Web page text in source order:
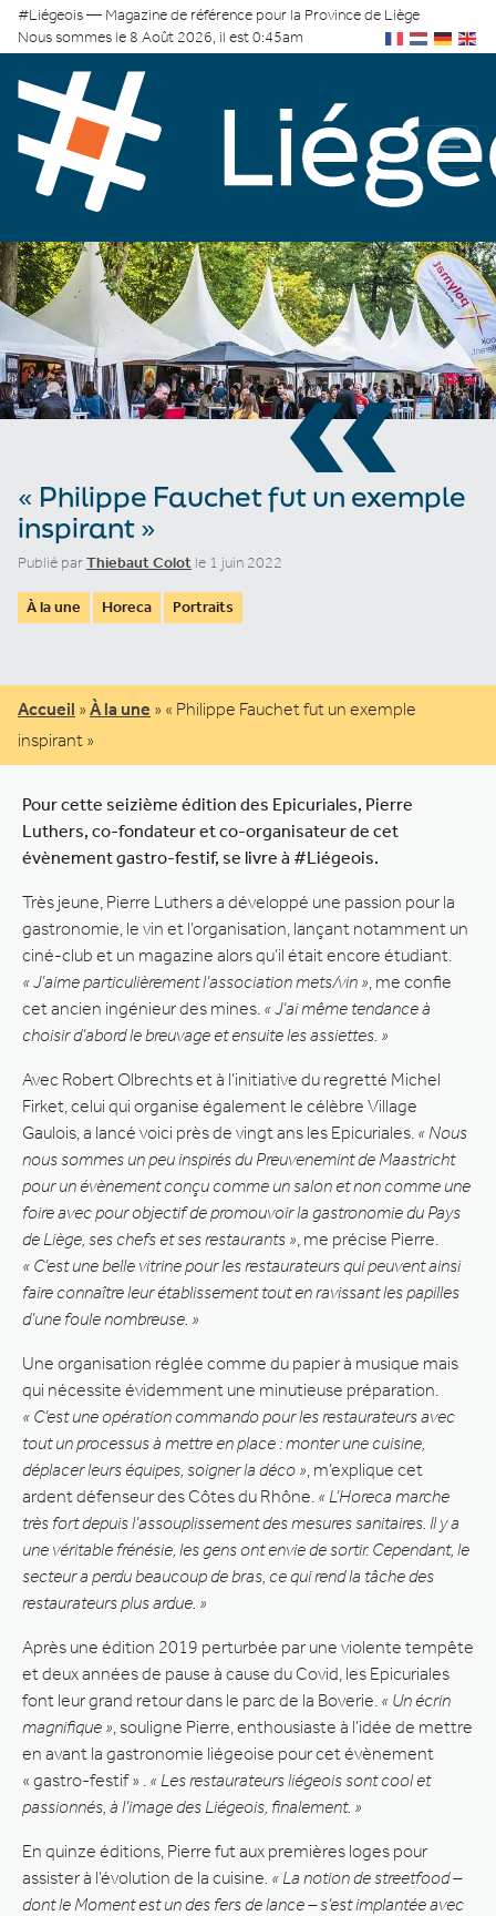
#Liégeois — Magazine de référence pour la Province de Liège
Nous sommes le 8 Août 2026, il est 0:45am
«
« Philippe Fauchet fut un exemple
inspirant »
Publié parThiebaut Colot le 1 juin 2022
À la une Horeca Portraits
Accueil » À la une » « Philippe Fauchet fut un exemple
inspirant »
Pour cette seizième édition des Epicuriales, Pierre
Luthers, co-fondateur et co-organisateur de cet
évènement gastro-festif, se livre à #Liégeois.
Très jeune, Pierre Luthers a développé une passion pour la
gastronomie, le vin et l’organisation, lançant notamment un
ciné-club et un magazine alors qu’il était encore étudiant.
« J’aime particulièrement l’association mets/vin » , me confie
cet ancien ingénieur des mines. « J’ai même tendance à
choisir d’abord le breuvage et ensuite les assiettes. »
Avec Robert Olbrechts et à l’initiative du regretté Michel
Firket, celui qui organise également le célèbre Village
Gaulois, a lancé voici près de vingt ans les Epicuriales. « Nous
nous sommes un peu inspirés du Preuvenemint de Maastricht
pour un évènement conçu comme un salon et non comme une
foire avec pour objectif de promouvoir la gastronomie du Pays
de Liège, ses chefs et ses restaurants » , me précise Pierre.
« C’est une belle vitrine pour les restaurateurs qui peuvent ainsi
faire connaître leur établissement tout en ravissant les papilles
d’une foule nombreuse. »
Une organisation réglée comme du papier à musique mais
qui nécessite évidemment une minutieuse préparation.
« C’est une opération commando pour les restaurateurs avec
tout un processus à mettre en place : monter une cuisine,
déplacer leurs équipes, soigner la déco » , m’explique cet
ardent défenseur des Côtes du Rhône. « L’Horeca marche
très fort depuis l’assouplissement des mesures sanitaires. Il y a
une véritable frénésie, les gens ont envie de sortir. Cependant, le
secteur a perdu beaucoup de bras, ce qui rend la tâche des
restaurateurs plus ardue. »
Après une édition 2019 perturbée par une violente tempête
et deux années de pause à cause du Covid, les Epicuriales
font leur grand retour dans le parc de la Boverie. « Un écrin
magnifique » , souligne Pierre, enthousiaste à l’idée de mettre
en avant la gastronomie liégeoise pour cet évènement
« gastro-festif » . « Les restaurateurs liégeois sont cool et
passionnés, à l’image des Liégeois, finalement. »
En quinze éditions, Pierre fut aux premières loges pour
assister à l’évolution de la cuisine . « La notion de streetfood –
dont le Moment est un des fers de lance – s’est implantée avec